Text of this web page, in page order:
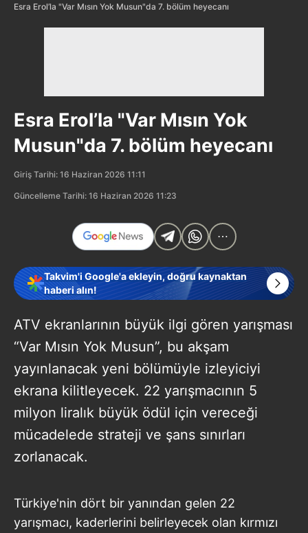
Esra Erol’la "Var Mısın Yok Musun"da 7. bölüm heyecanı
Esra Erol’la "Var Mısın Yok
Musun"da 7. bölüm heyecanı
Giriş Tarihi: 16 Haziran 2026 11:11
Güncelleme Tarihi: 16 Haziran 2026 11:23
Takvim'i Google'a ekleyin, doğru kaynaktan
haberi alın!
ATV ekranlarının büyük ilgi gören yarışması
“Var Mısın Yok Musun”, bu akşam
yayınlanacak yeni bölümüyle izleyiciyi
ekrana kilitleyecek. 22 yarışmacının 5
milyon liralık büyük ödül için vereceği
mücadelede strateji ve şans sınırları
zorlanacak.
Türkiye'nin dört bir yanından gelen 22
yarışmacı, kaderlerini belirleyecek olan kırmızı